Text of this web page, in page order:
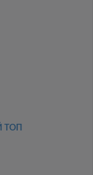
ТОП